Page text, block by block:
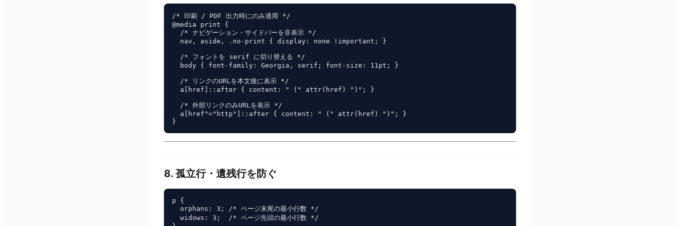
/* 印刷 / PDF 出力時にのみ適用 */
@media print {
  /* ナビゲーション・サイドバーを非表示 */
  nav, aside, .no-print { display: none !important; }
  /* フォントを serif に切り替える */
  body { font-family: Georgia, serif; font-size: 11pt; }
  /* リンクのURLを本文後に表示 */
  a[href]::after { content: " (" attr(href) ")"; }
  /* 外部リンクのみURLを表示 */
  a[href^="http"]::after { content: " (" attr(href) ")"; }
8. 孤立行・遺残行を防ぐ
p {
  orphans: 3; /* ページ末尾の最小行数 */
  widows: 3;  /* ページ先頭の最小行数 */